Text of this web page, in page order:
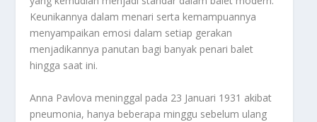
Keunikannya dalam menari serta kemampuannya
menyampaikan emosi dalam setiap gerakan
menjadikannya panutan bagi banyak penari balet
hingga saat ini.
Anna Pavlova meninggal pada 23 Januari 1931 akibat
pneumonia, hanya beberapa minggu sebelum ulang